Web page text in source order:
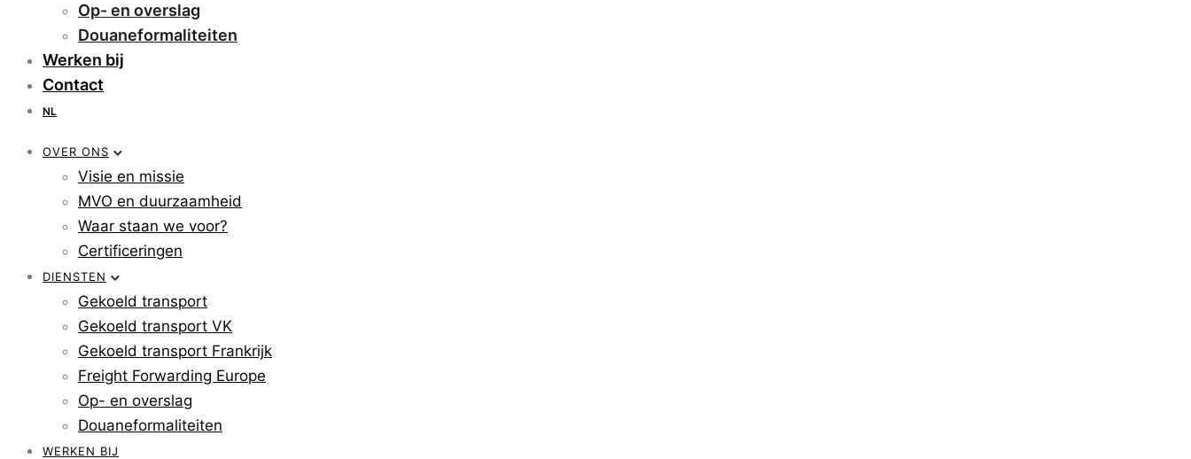
Op- en overslag
Douaneformaliteiten
Werken bij
Contact
NL
OVER ONS
Visie en missie
MVO en duurzaamheid
Waar staan we voor?
Certificeringen
DIENSTEN
Gekoeld transport
Gekoeld transport VK
Gekoeld transport Frankrijk
Freight Forwarding Europe
Op- en overslag
Douaneformaliteiten
WERKEN BIJ